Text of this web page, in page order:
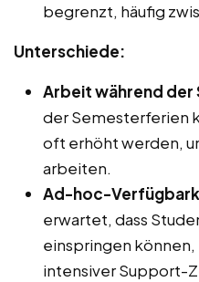
begrenzt, häufig
Unterschiede:
Arbeit während
der Semesterferien
oft erhöht werden,
arbeiten.
Ad-hoc-
erwartet, dass
einspringen
intensiver Support-